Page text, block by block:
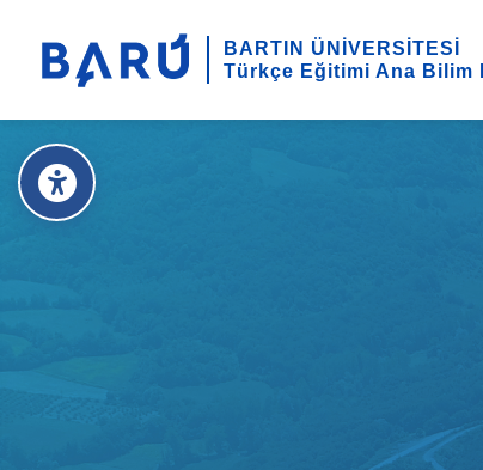
BARTIN ÜNİVERSİTESİ
Türkçe Eğitimi Ana Bilim